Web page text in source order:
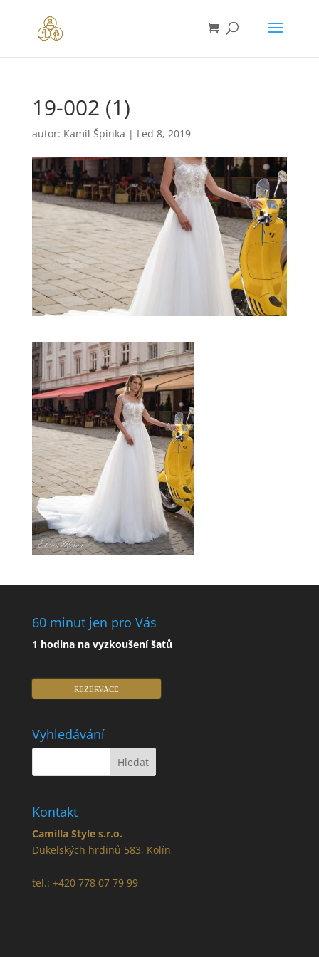
19-002 (1)
autor: Kamil Špinka | Led 8, 2019
60 minut jen pro Vás
1 hodina na vyzkoušení šatů
REZERVACE
Vyhledávání
Kontakt
Camilla Style s.r.o.
Dukelských hrdinů 583, Kolín
tel.: +420 778 07 79 99